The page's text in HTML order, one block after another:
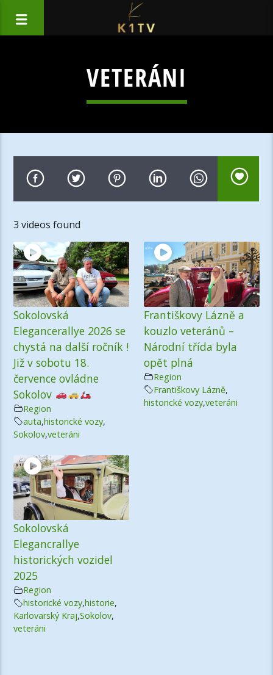
VETERÁNI
3 videos found
Sokolovská
Elegancerallye 2026 se
chystá na další ročník !
Již v sobotu 18.
července ovládne
Sokolov
Region
auta,historické vozy,
Sokolov,veteráni
Františkovy Lázně a
kouzlo veteránů –
Národní třída byla
opět plná
Region
Františkovy Lázně,
historické vozy,veteráni
Sokolovská
Elegancrallye
historických vozidel
2025
Region
historické vozy,historie,
Karlovarský Kraj,Sokolov,
veteráni